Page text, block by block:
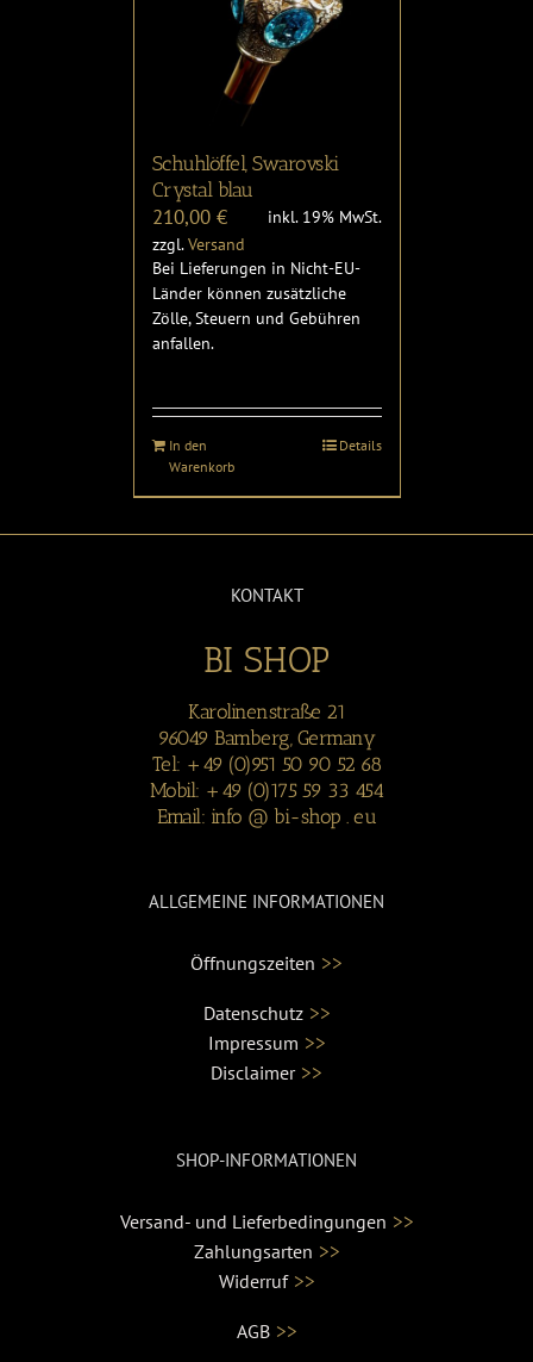
Schuhlöffel, Swarovski
Crystal blau
210,00 €
inkl. 19% MwSt.
zzgl.Versand
Bei Lieferungen in Nicht-EU-
Länder können zusätzliche
Zölle, Steuern und Gebühren
anfallen.
In den
Warenkorb
Details
KONTAKT
BI SHOP
Karolinenstraße 21
96049 Bamberg, Germany
Tel: +49 (0)951 50 90 52 68
Mobil: +49 (0)175 59 33 454
Email: info @ bi-shop . eu
ALLGEMEINE INFORMATIONEN
Öffnungszeiten >>
Datenschutz >>
Impressum >>
Disclaimer >>
SHOP-INFORMATIONEN
Versand- und Lieferbedingungen >>
Zahlungsarten >>
Widerruf >>
AGB >>